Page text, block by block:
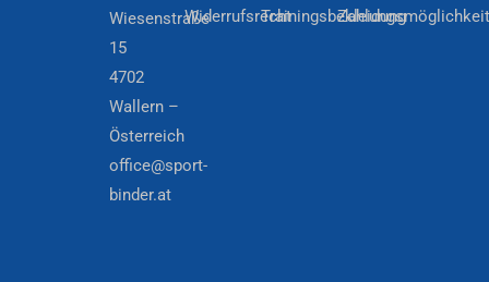
Wiesenstraße
15
4702
Wallern –
Österreich
office@sport-
binder.at
WiderrufsrechtTrainingsbekleidung